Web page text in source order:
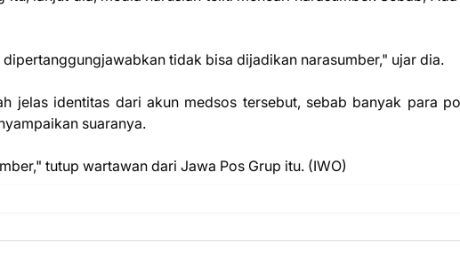
tidak bisa dijadikan narasumber," ujar dia.
jelas identitas dari akun medsos tersebut, sebab banyak para
suaranya.
tutup wartawan dari Jawa Pos Grup itu. (IWO)